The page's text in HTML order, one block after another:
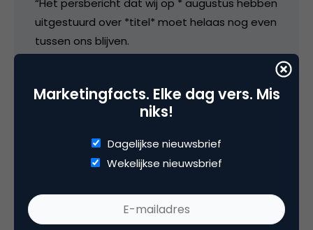
uitgestuurd over *titel* moet helaas nog even
tussen ons blijven.
Gelukkig maar.
9 augustus 2013 om 09:13
Marketingfacts. Elke dag vers. Mis
niks!
Dagelijkse nieuwsbrief
Wekelijkse nieuwsbrief